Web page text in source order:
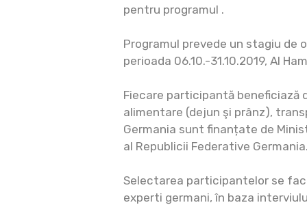
pentru programul .
Programul prevede un stagiu de
perioada 06.10.-31.10.2019, AI
Fiecare participantă beneficiază
alimentare (dejun şi prânz),
Germania sunt finanțate de
al Republicii Federative
Selectarea participantelor se
experti germani, în baza